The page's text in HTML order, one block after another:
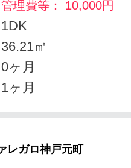
管理費等： 10,000円
1DK
36.21㎡
0ヶ月
1ヶ月
レガロ神戸元町